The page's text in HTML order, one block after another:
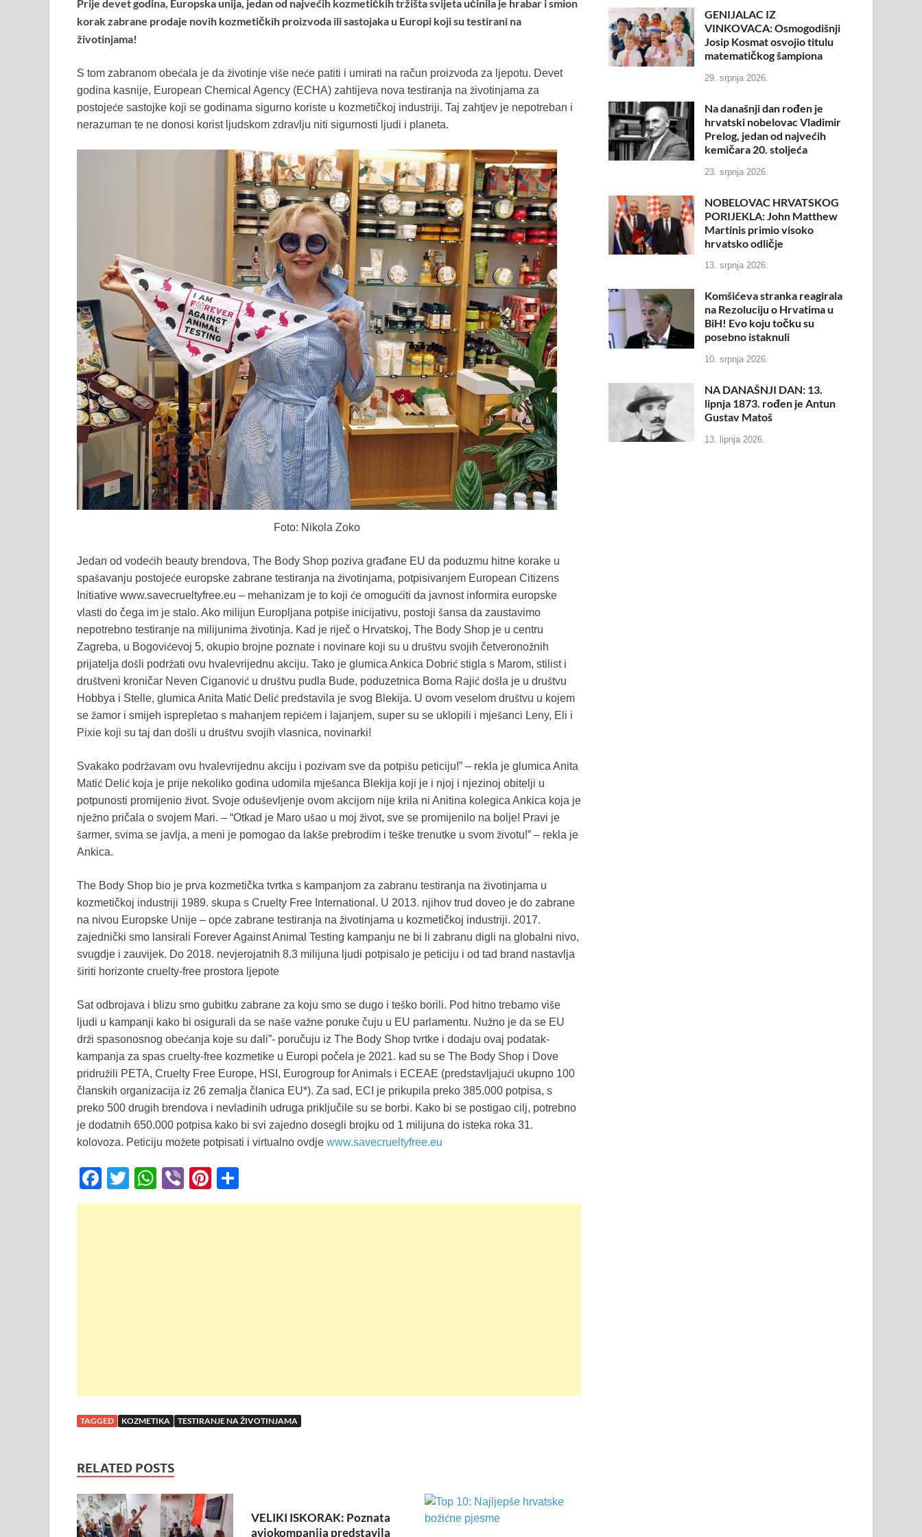
Prije devet godina, Europska unija, jedan od najvećih kozmetičkih tržišta svijeta učinila je hrabar i smion
korak zabrane prodaje novih kozmetičkih proizvoda ili sastojaka u Europi koji su testirani na
životinjama!
S tom zabranom obećala je da životinje više neće patiti i umirati na račun proizvoda za ljepotu. Devet
godina kasnije, European Chemical Agency (ECHA) zahtijeva nova testiranja na životinjama za
postojeće sastojke koji se godinama sigurno koriste u kozmetičkoj industriji. Taj zahtjev je nepotreban i
nerazuman te ne donosi korist ljudskom zdravlju niti sigurnosti ljudi i planeta.
Foto: Nikola Zoko
Jedan od vodećih beauty brendova, The Body Shop poziva građane EU da poduzmu hitne korake u
spašavanju postojeće europske zabrane testiranja na životinjama, potpisivanjem European Citizens
Initiative www.savecrueltyfree.eu – mehanizam je to koji će omogućiti da javnost informira europske
vlasti do čega im je stalo. Ako milijun Europljana potpiše inicijativu, postoji šansa da zaustavimo
nepotrebno testiranje na milijunima životinja. Kad je riječ o Hrvatskoj, The Body Shop je u centru
Zagreba, u Bogovićevoj 5, okupio brojne poznate i novinare koji su u društvu svojih četveronožnih
prijatelja došli podržati ovu hvalevrijednu akciju. Tako je glumica Ankica Dobrić stigla s Marom, stilist i
društveni kroničar Neven Ciganović u društvu pudla Bude, poduzetnica Borna Rajić došla je u društvu
Hobbya i Stelle, glumica Anita Matić Delić predstavila je svog Blekija. U ovom veselom društvu u kojem
se žamor i smijeh isprepletao s mahanjem repićem i lajanjem, super su se uklopili i mješanci Leny, Eli i
Pixie koji su taj dan došli u društvu svojih vlasnica, novinarki!
Svakako podržavam ovu hvalevrijednu akciju i pozivam sve da potpišu peticiju!” – rekla je glumica Anita
Matić Delić koja je prije nekoliko godina udomila mješanca Blekija koji je i njoj i njezinoj obitelji u
potpunosti promijenio život. Svoje oduševljenje ovom akcijom nije krila ni Anitina kolegica Ankica koja je
nježno pričala o svojem Mari. – “Otkad je Maro ušao u moj život, sve se promijenilo na bolje! Pravi je
šarmer, svima se javlja, a meni je pomogao da lakše prebrodim i teške trenutke u svom životu!” – rekla je
Ankica.
The Body Shop bio je prva kozmetička tvrtka s kampanjom za zabranu testiranja na životinjama u
kozmetičkoj industriji 1989. skupa s Cruelty Free International. U 2013. njihov trud doveo je do zabrane
na nivou Europske Unije – opće zabrane testiranja na životinjama u kozmetičkoj industriji. 2017.
zajednički smo lansirali Forever Against Animal Testing kampanju ne bi li zabranu digli na globalni nivo,
svugdje i zauvijek. Do 2018. nevjerojatnih 8.3 milijuna ljudi potpisalo je peticiju i od tad brand nastavlja
širiti horizonte cruelty-free prostora ljepote
Sat odbrojava i blizu smo gubitku zabrane za koju smo se dugo i teško borili. Pod hitno trebamo više
ljudi u kampanji kako bi osigurali da se naše važne poruke čuju u EU parlamentu. Nužno je da se EU
drži spasonosnog obećanja koje su dali”- poručuju iz The Body Shop tvrtke i dodaju ovaj podatak-
kampanja za spas cruelty-free kozmetike u Europi počela je 2021. kad su se The Body Shop i Dove
pridružili PETA, Cruelty Free Europe, HSI, Eurogroup for Animals i ECEAE (predstavljajući ukupno 100
članskih organizacija iz 26 zemalja članica EU*). Za sad, ECI je prikupila preko 385.000 potpisa, s
preko 500 drugih brendova i nevladinih udruga priključile su se borbi. Kako bi se postigao cilj, potrebno
je dodatnih 650.000 potpisa kako bi svi zajedno dosegli brojku od 1 milijuna do isteka roka 31.
kolovoza. Peticiju možete potpisati i virtualno ovdje www.savecrueltyfree.eu
F
a
T
wi
W
h
Vi
b
Pi
nt h
TAGGED KOZMETIKA TESTIRANJE NA ŽIVOTINJAMA
RELATED POSTS
VELIKI ISKORAK: Poznata
aviokompanija predstavila
GENIJALAC IZ
VINKOVACA: Osmogodišnji
Josip Kosmat osvojio titulu
matematičkog šampiona
29. srpnja 2026.
Na današnji dan rođen je
hrvatski nobelovac Vladimir
Prelog, jedan od najvećih
kemičara 20. stoljeća
23. srpnja 2026.
NOBELOVAC HRVATSKOG
PORIJEKLA: John Matthew
Martinis primio visoko
hrvatsko odličje
13. srpnja 2026.
Komšićeva stranka reagirala
na Rezoluciju o Hrvatima u
BiH! Evo koju točku su
posebno istaknuli
10. srpnja 2026.
NA DANAŠNJI DAN: 13.
lipnja 1873. rođen je Antun
Gustav Matoš
13. lipnja 2026.